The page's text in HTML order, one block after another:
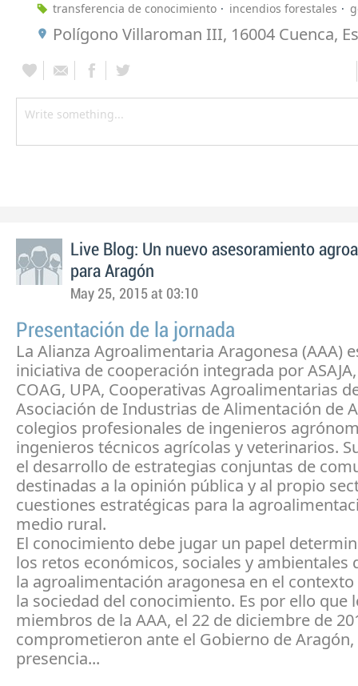
transferencia de conocimiento incendios forestales
Polígono Villaroman III, 16004 Cuenca,
Live Blog: Un nuevo asesoramiento
para Aragón
May 25, 2015 at 03:10
Presentación de la jornada
La Alianza Agroalimentaria Aragonesa (AAA)
iniciativa de cooperación integrada por
COAG, UPA, Cooperativas Agroalimentarias
Asociación de Industrias de Alimentación de
colegios profesionales de ingenieros
ingenieros técnicos agrícolas y veterinarios.
el desarrollo de estrategias conjuntas de
destinadas a la opinión pública y al propio
cuestiones estratégicas para la
medio rural.
El conocimiento debe jugar un papel
los retos económicos, sociales y ambientales
la agroalimentación aragonesa en el
la sociedad del conocimiento. Es por ello que
miembros de la AAA, el 22 de diciembre de
comprometieron ante el Gobierno de Aragón,
presencia...